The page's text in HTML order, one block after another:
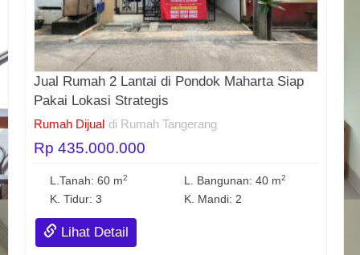
Jual Rumah 2 Lantai di Pondok Maharta Siap
Pakai Lokasi Strategis
Rumah Dijual di Rumah Tangerang
Rp 435.000.000
L.Tanah: 60 m2 L. Bangunan: 40 m2
K. Tidur: 3 K. Mandi: 2
Lihat Detail